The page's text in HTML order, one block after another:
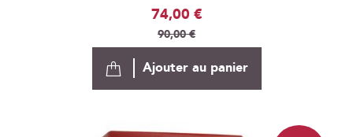
Prix
Spécial
74,00 €
90,00 €
Ajouter au panier